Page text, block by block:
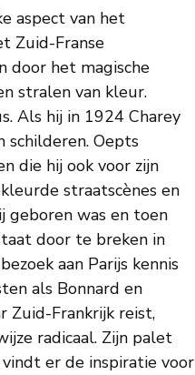
aspect van het
Zuid-Franse
door het magische
stralen van kleur.
Als hij in 1924 Charey
schilderen. Oepts
die hij ook voor zijn
straatscènes en
geboren was en toen
door te breken in
aan Parijs kennis
als Bonnard en
er de inspiratie voor
kobaltblauw. In
Caudal in
die hem vooral het
Tijdens de Tweede
en neemt in 1944
weer terug in naar
alleen met schilderen
schetsen maakt die
In die tijd is het in
en werk dat als
belangstelling. Ook in
Pas vanaf de
Men deed dat dan